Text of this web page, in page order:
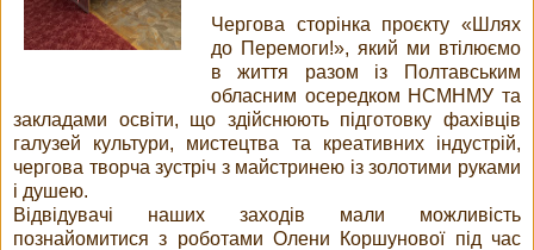
Чергова сторінка проєкту «Шлях
до Перемоги!», який ми втілюємо
в життя разом із Полтавським
обласним осередком НСМНМУ та
закладами освіти, що здійснюють підготовку фахівців
галузей культури, мистецтва та креативних індустрій,
чергова творча зустріч з майстринею із золотими руками
і душею.
Відвідувачі наших заходів мали можливість
познайомитися з роботами Олени Коршунової під час